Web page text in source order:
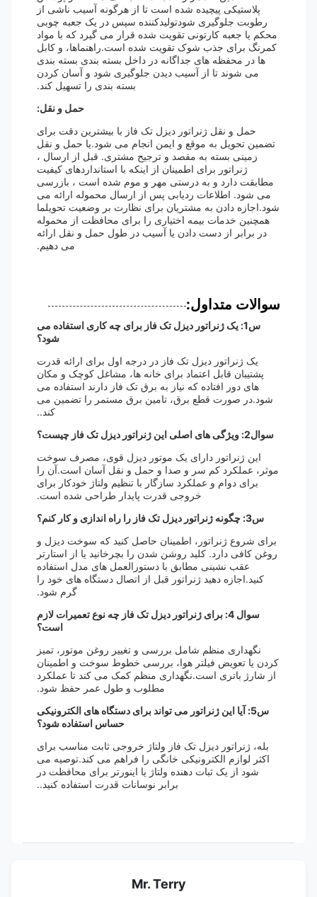
پلاستیکی پیچیده شده است تا از هرگونه آسیب ناشی از
رطوبت جلوگیری شودتولیدکننده سپس در یک جعبه چوبی
محکم یا جعبه کارتونی تقویت شده قرار می گیرد که با مواد
کمرنگ برای جذب شوک تقویت شده است.راهنماها، و کابل
ها در محفظه های جداگانه در داخل بسته بندی بسته بندی
می شوند تا از آسیب دیدن جلوگیری شود و آسان کردن
بسته بندی را تسهیل کند.
حمل و نقل:
حمل و نقل ژنراتور دیزل تک فاز با بیشترین دقت برای
تضمین تحویل به موقع و ایمن انجام می شود.یا حمل و نقل
زمینی بسته به مقصد و ترجیح مشتری. قبل از ارسال ،
ژنراتور برای اطمینان از اینکه با استانداردهای کیفیت
مطابقت دارد و به درستی مهر و موم شده است ، بازرسی
می شود. اطلاعات ردیابی پس از ارسال محموله ارائه می
شود.اجازه دادن به مشتریان برای نظارت بر وضعیت تحویلما
همچنین خدمات بیمه اختیاری را برای محافظت از محموله
در برابر از دست دادن یا آسیب در طول حمل و نقل ارائه
می دهیم.
سوالات متداول:
س1: یک ژنراتور دیزل تک فاز برای چه کاری استفاده می
شود؟
یک ژنراتور دیزل تک فاز در درجه اول برای ارائه قدرت
پشتیبان قابل اعتماد برای خانه ها، مشاغل کوچک و مکان
های دور افتاده که نیاز به برق تک فاز دارند استفاده می
شود.در صورت قطع برق، تامین برق مستمر را تضمین می
کند..
سوال2: ویژگی های اصلی این ژنراتور دیزل تک فاز چیست؟
این ژنراتور دارای یک موتور دیزل قوی، مصرف سوخت
موثر، عملکرد کم سر و صدا و حمل و نقل آسان است.آن را
برای دوام و عملکرد سازگار با تنظیم ولتاژ خودکار برای
خروجی قدرت پایدار طراحی شده است.
س3: چگونه ژنراتور دیزل تک فاز را راه اندازی و کار کنم؟
برای شروع ژنراتور، اطمینان حاصل کنید که سوخت دیزل و
روغن کافی دارد. کلید روشن شدن را بچرخانید یا از استارتر
عقب نشینی مطابق با دستورالعمل های مدل استفاده
کنید.اجازه دهید ژنراتور قبل از اتصال دستگاه های خود را
گرم شود.
سوال 4: برای ژنراتور دیزل تک فاز چه نوع تعمیرات لازم
است؟
نگهداری منظم شامل بررسی و تغییر روغن موتور، تمیز
کردن یا تعویض فیلتر هوا، بررسی خطوط سوخت و اطمینان
از شارژ باتری است.نگهداری منظم کمک می کند تا عملکرد
مطلوب و طول عمر حفظ شود.
س5: آیا این ژنراتور می تواند برای دستگاه های الکترونیکی
حساس استفاده شود؟
بله، ژنراتور دیزل تک فاز ولتاژ خروجی ثابت مناسب برای
اکثر لوازم الکترونیکی خانگی را فراهم می کند.توصیه می
شود از یک ثبات دهنده ولتاژ یا اینورتر برای محافظت در
برابر نوسانات قدرت استفاده کنید..
Mr. Terry